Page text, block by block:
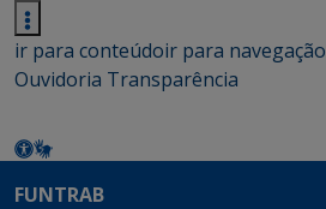
ir para conteúdoir para navegação
Ouvidoria Transparência
FUNTRAB